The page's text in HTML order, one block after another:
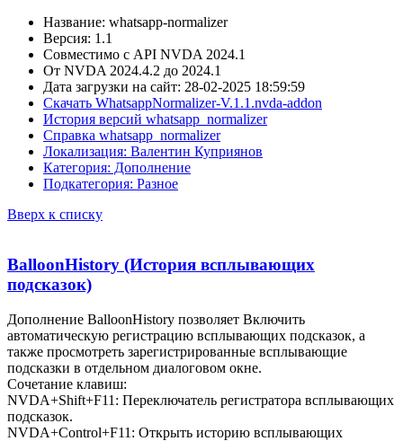
Название: whatsapp-normalizer
Версия: 1.1
Совместимо с API NVDA 2024.1
От NVDA 2024.4.2 до 2024.1
Дата загрузки на сайт: 28-02-2025 18:59:59
Скачать WhatsappNormalizer-V.1.1.nvda-addon
История версий whatsapp_normalizer
Справка whatsapp_normalizer
Локализация: Валентин Куприянов
Категория: Дополнение
Подкатегория: Разное
Вверх к списку
BalloonHistory (История всплывающих
подсказок)
Дополнение BalloonHistory позволяет Включить
автоматическую регистрацию всплывающих подсказок, а
также просмотреть зарегистрированные всплывающие
подсказки в отдельном диалоговом окне.
Сочетание клавиш:
NVDA+Shift+F11: Переключатель регистратора всплывающих
подсказок.
NVDA+Control+F11: Открыть историю всплывающих